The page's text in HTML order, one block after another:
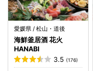
愛媛県 / 松山・道後
海鮮釜居酒 花火
HANABI
3.5 (176)